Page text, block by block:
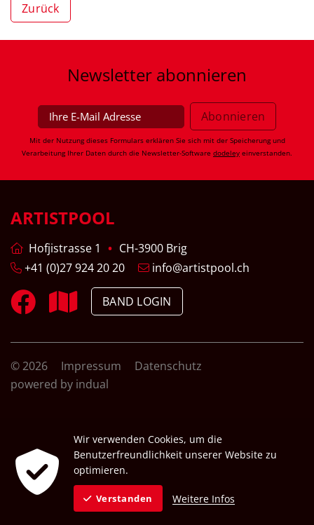
Zurück
Newsletter abonnieren
Mit der Nutzung dieses Formulars erklären Sie sich mit der Speicherung und
Verarbeitung Ihrer Daten durch die Newsletter-Software dodeley einverstanden.
ARTISTPOOL
Hofjistrasse 1
CH-3900 Brig
+41 (0)27 924 20 20
info@artistpool.ch
BAND LOGIN
© 2026 Impressum
Datenschutz
powered by indual
Wir verwenden Cookies, um die
Benutzerfreundlichkeit unserer Website zu
optimieren.
Verstanden Weitere Infos